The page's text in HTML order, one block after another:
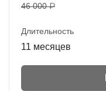
46 000 ₽
Длительность
11 месяцев